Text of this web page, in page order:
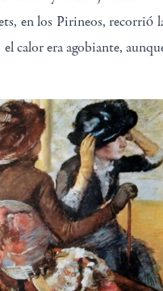
en los Pirineos, recorrió
calor era agobiante,